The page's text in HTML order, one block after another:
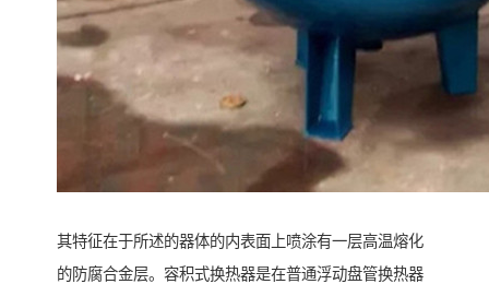
其特征在于所述的器体的内表面上喷涂有一层高温熔化
的防腐合金层。容积式换热器是在普通浮动盘管换热器